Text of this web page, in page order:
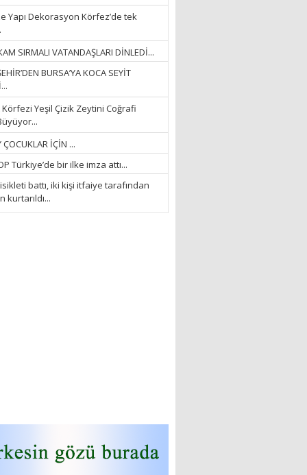
Ayşegül Akay
“KURTULDUM”
28/01/2024
Yapı Dekorasyon Körfez’de tek
SIRMALI VATANDAŞLARI DİNLEDİ...
BURSA’YA KOCA SEYİT
Yeşil Çizik Zeytini Coğrafi
ÇOCUKLAR İÇİN ...
Türkiye’de bir ilke imza attı...
battı, iki kişi itfaiye tarafından
kurtarıldı...